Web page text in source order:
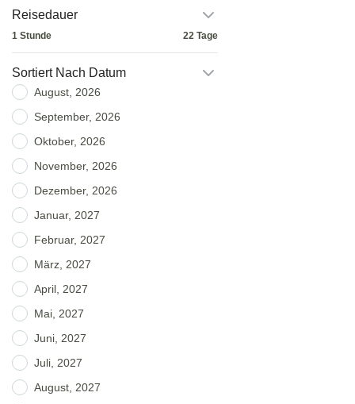
Reisedauer
1 Stunde 22 Tage
Sortiert Nach Datum
August, 2026
September, 2026
Oktober, 2026
November, 2026
Dezember, 2026
Januar, 2027
Februar, 2027
März, 2027
April, 2027
Mai, 2027
Juni, 2027
Juli, 2027
August, 2027